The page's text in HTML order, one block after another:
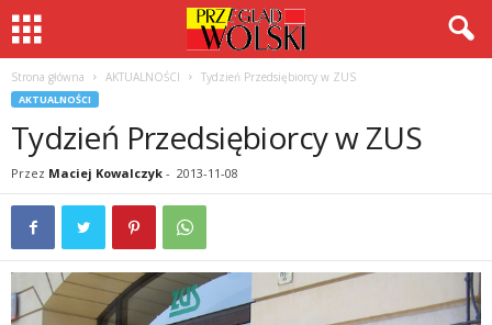
Strona główna AKTUALNOŚCI Tydzień Przedsiębiorcy w ZUS
AKTUALNOŚCI
Tydzień Przedsiębiorcy w ZUS
Przez Maciej Kowalczyk - 2013-11-08